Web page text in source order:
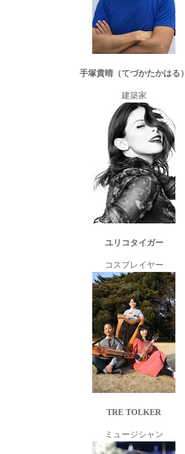
手塚貴晴（てづかたかはる）
建築家
ユリコタイガー
コスプレイヤー
TRE TOLKER
ミュージシャン